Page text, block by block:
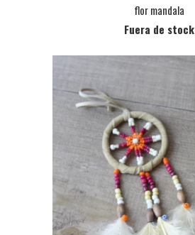
flor mandala
Fuera de stock